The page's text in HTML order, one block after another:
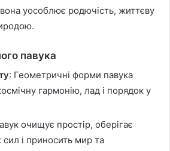
уособлює родючість, життєву
павука
: Геометричні форми павука
гармонію, лад і порядок у
очищує простір, оберігає
сил і приносить мир та